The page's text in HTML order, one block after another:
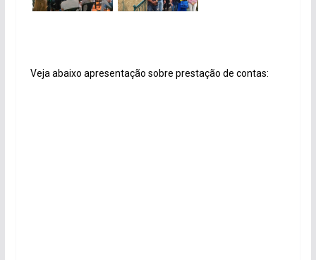
Veja abaixo apresentação sobre prestação de contas: